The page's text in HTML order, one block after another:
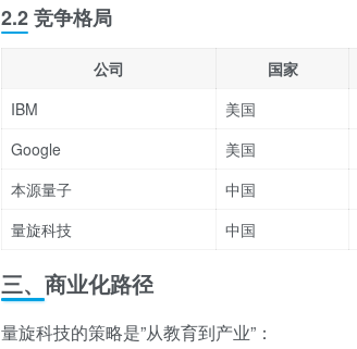
2.2 竞争格局
公司 国家
IBM
美国
Google
美国
本源量子
中国
量旋科技
中国
三、商业化路径
量旋科技的策略是”从教育到产业”：